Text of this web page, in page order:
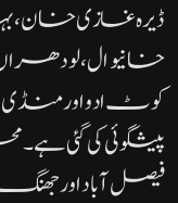
ڈیرہ غازی خان،
خانیوال،
کوٹ ادو اور
پیشگوئی کی گئی
فیصل آباد اور